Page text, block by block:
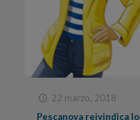
22 marzo, 2018
Pescanova reivindica